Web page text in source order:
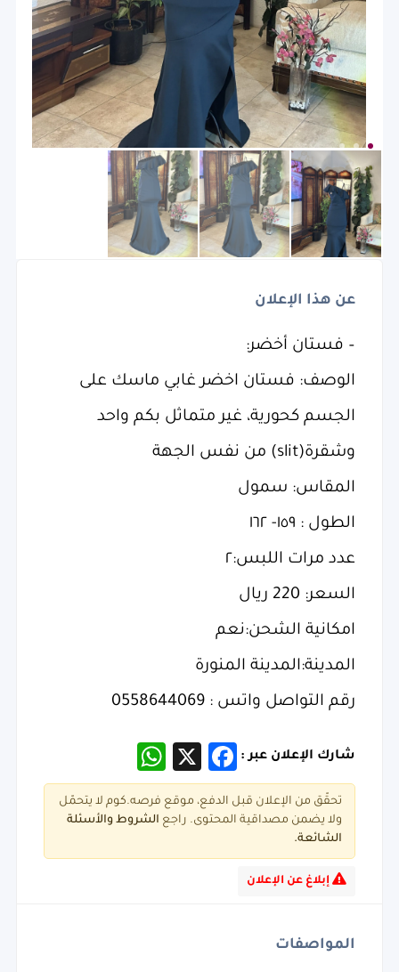
عن هذا الإعلان
– فستان أخضر:
الوصف: فستان اخضر غابي ماسك على
الجسم كحورية، غير متماثل بكم واحد
وشقرة(slit) من نفس الجهة
المقاس: سمول
الطول : ١٥٩- ١٦٢
عدد مرات اللبس:٢
السعر: 220 ريال
امكانية الشحن:نعم
المدينة:المدينة المنورة
رقم التواصل واتس : 0558644069
شارك الإعلان عبر : Facebook
X
WhatsApp
تحقّق من الإعلان قبل الدفع، موقع فرصه.كوم لا يتحمّل
ولا يضمن مصداقية المحتوى. راجع الشروط والأسئلة
الشائعة.
إبلاغ عن الإعلان
المواصفات